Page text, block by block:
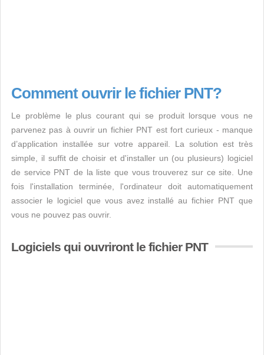
Comment ouvrir le fichier PNT?
Le problème le plus courant qui se produit lorsque vous ne
parvenez pas à ouvrir un fichier PNT est fort curieux - manque
d’application installée sur votre appareil. La solution est très
simple, il suffit de choisir et d'installer un (ou plusieurs) logiciel
de service PNT de la liste que vous trouverez sur ce site. Une
fois l'installation terminée, l'ordinateur doit automatiquement
associer le logiciel que vous avez installé au fichier PNT que
vous ne pouvez pas ouvrir.
Logiciels qui ouvriront le fichier PNT